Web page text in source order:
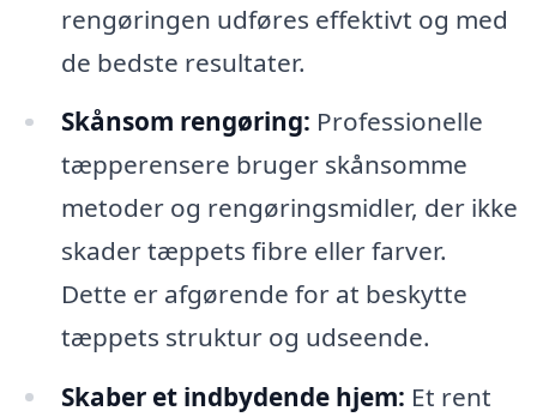
rengøringen udføres effektivt og med
de bedste resultater.
Skånsom rengøring: Professionelle
tæpperensere bruger skånsomme
metoder og rengøringsmidler, der ikke
skader tæppets fibre eller farver.
Dette er afgørende for at beskytte
tæppets struktur og udseende.
Skaber et indbydende hjem: Et rent